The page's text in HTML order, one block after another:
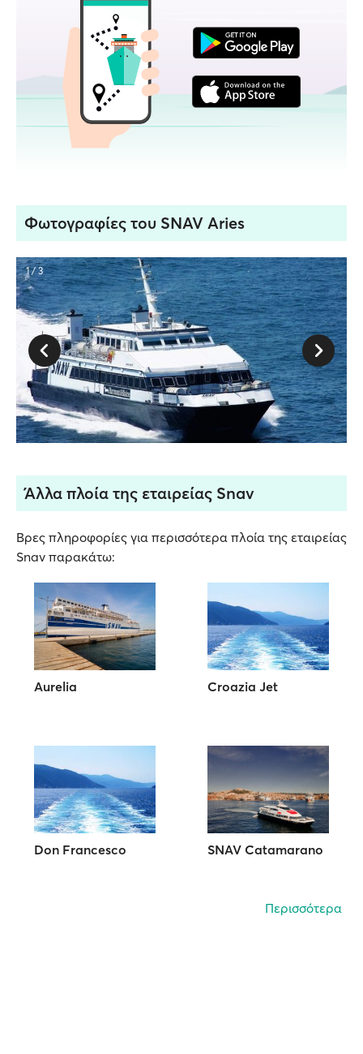
Φωτογραφίες του SNAV Aries
1 / 3
Άλλα πλοία της εταιρείας Snav
Βρες πληροφορίες για περισσότερα πλοία της εταιρείας
Snav παρακάτω:
Aurelia Croazia Jet
Don Francesco SNAV Catamarano
Περισσότερα